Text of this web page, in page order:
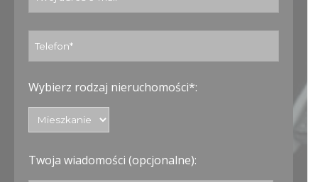
Wybierz rodzaj nieruchomości*:
Twoja wiadomości (opcjonalne):